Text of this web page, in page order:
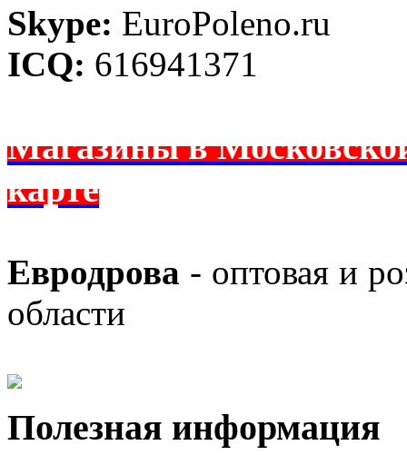
Skype: EuroPoleno.ru
ICQ: 616941371
Магазины в
карте
Евродрова - оптовая и
области
Полезная информация